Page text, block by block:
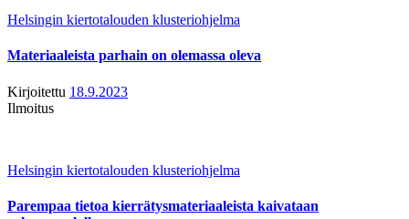
Helsingin kiertotalouden klusteriohjelma
Materiaaleista parhain on olemassa oleva
Kirjoitettu 18.9.2023
Ilmoitus
Helsingin kiertotalouden klusteriohjelma
Parempaa tietoa kierrätysmateriaaleista kaivataan